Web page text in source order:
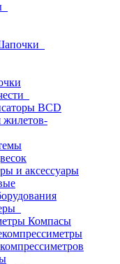
BCD
жилетов-
и аксессуары
Компасы